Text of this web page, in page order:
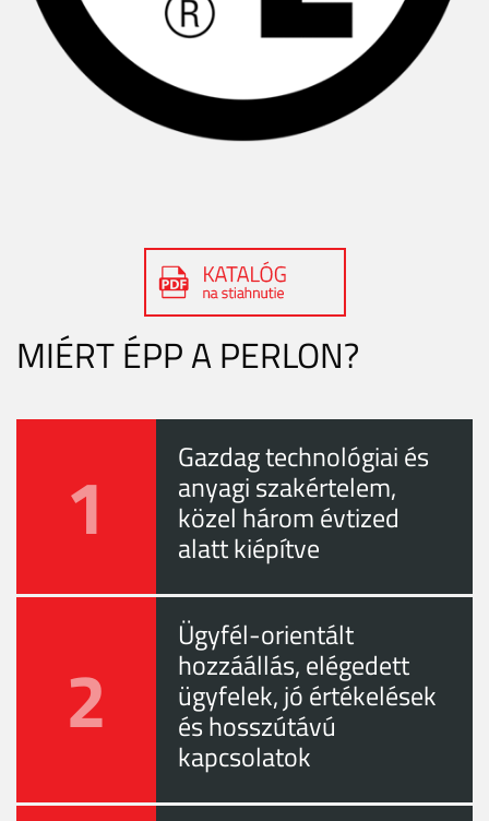
MIÉRT ÉPP A PERLON?
1 Gazdag technológiai és
anyagi szakértelem,
közel három évtized
alatt kiépítve
2
Ügyfél-orientált
hozzáállás, elégedett
ügyfelek, jó értékelések
és hosszútávú
kapcsolatok